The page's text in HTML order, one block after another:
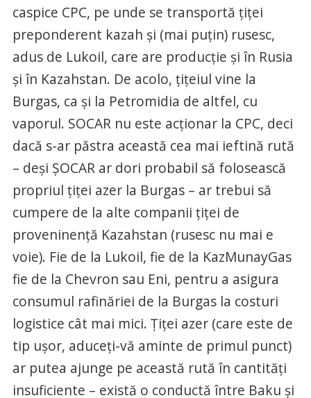
caspice CPC, pe unde se transportă țiței
preponderent kazah și (mai puțin) rusesc,
adus de Lukoil, care are producție și în Rusia
și în Kazahstan. De acolo, țițeiul vine la
Burgas, ca și la Petromidia de altfel, cu
vaporul. SOCAR nu este acționar la CPC, deci
dacă s-ar păstra această cea mai ieftină rută
– deși ȘOCAR ar dori probabil să folosească
propriul țiței azer la Burgas – ar trebui să
cumpere de la alte companii țiței de
proveninență Kazahstan (rusesc nu mai e
voie). Fie de la Lukoil, fie de la KazMunayGas
fie de la Chevron sau Eni, pentru a asigura
consumul rafinăriei de la Burgas la costuri
logistice cât mai mici. Țiței azer (care este de
tip ușor, aduceți-vă aminte de primul punct)
ar putea ajunge pe această rută în cantități
insuficiente – există o conductă între Baku și